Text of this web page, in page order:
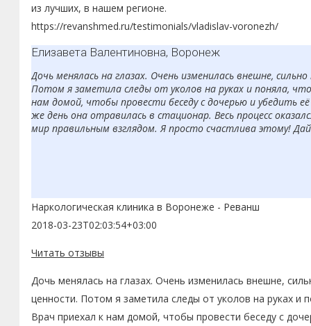
из лучших, в нашем регионе.
https://revanshmed.ru/testimonials/vladislav-voronezh/
Елизавета Валентиновна, Воронеж
Дочь менялась на глазах. Очень изменилась внешне,
Потом я заметила следы от уколов на руках и поняла,
нам домой, чтобы провести беседу с дочерью и убедить
же день она отравилась в стационар. Весь процесс
мир правильным взглядом. Я просто счастлива этому!
Наркологическая клиника в Воронеже - Реванш
2018-03-23T02:03:54+03:00
Читать отзывы
Дочь менялась на глазах. Очень изменилась внешне,
ценности. Потом я заметила следы от уколов на руках
Врач приехал к нам домой, чтобы провести беседу с